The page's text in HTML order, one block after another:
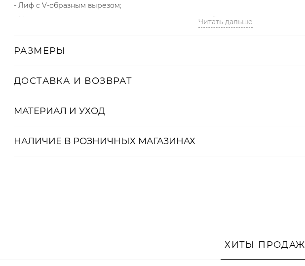
- Лиф с V-образным вырезом;
- Можно носить как легкую накидку поверх готового образа;
- Легкая асимметрия, создающая шлейф;
Образ
2000001103326
Читать дальше
РАЗМЕРЫ
ДОСТАВКА И ВОЗВРАТ
МАТЕРИАЛ И УХОД
НАЛИЧИЕ В РОЗНИЧНЫХ МАГАЗИНАХ
ХИТЫ ПРОДАЖ